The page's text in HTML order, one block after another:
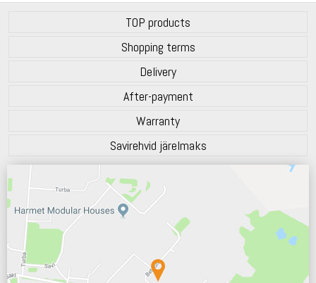
TOP products
Shopping terms
Delivery
After-payment
Warranty
Savirehvid järelmaks